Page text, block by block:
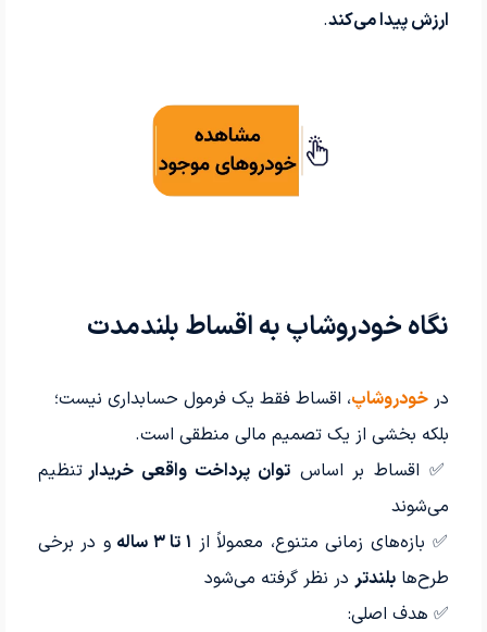
ارزش پیدا می‌کند.
نگاه خودروشاپ به اقساط بلندمدت
در خودروشاپ، اقساط فقط یک فرمول حسابداری نیست؛
بلکه بخشی از یک تصمیم مالی منطقی است.
✅ اقساط بر اساستوان پرداخت واقعی خریدار تنظیم
می‌شوند
✅ بازه‌های زمانی متنوع، معمولاً از ۱ تا ۳ ساله
و در برخی
طرح‌ها بلندتر در نظر گرفته می‌شود
✅ هدف اصلی: